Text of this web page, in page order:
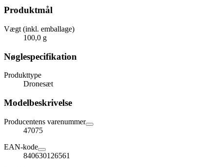
Produktmål
Vægt (inkl. emballage)
100,0 g
Nøglespecifikation
Produkttype
Dronesæt
Modelbeskrivelse
Producentens varenummer
47075
EAN-kode
840630126561